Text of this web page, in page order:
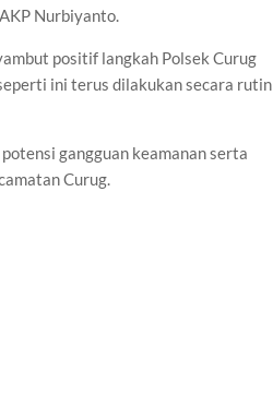
Nurbiyanto.
positif langkah Polsek Curug
ini terus dilakukan secara rutin
gangguan keamanan serta
Curug.